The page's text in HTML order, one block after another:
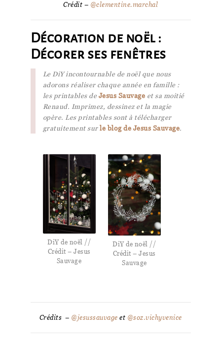
Crédit – @clementine.marchal
Décoration de noël :
Décorer ses fenêtres
Le DiY incontournable de noël que nous
adorons réaliser chaque année en famille :
les printables de Jesus Sauvage et sa moitié
Renaud. Imprimez, dessinez et la magie
opère. Les printables sont à télécharger
gratuitement surle blog de Jesus Sauvage.
DiY de noël //
Crédit – Jesus
Sauvage
DiY de noël //
Crédit – Jesus
Sauvage
Crédits – @jesussauvage et @soz.vichyvenice